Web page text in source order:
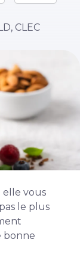
CLEC
elle vous
le plus
bonne